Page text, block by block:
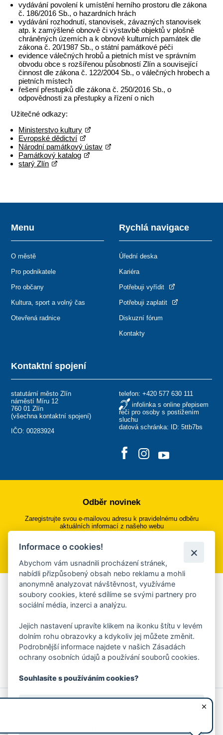
vydávání povolení k umístění herního prostoru dle zákona
č. 186/2016 Sb., o hazardních hrách
vydávání rozhodnutí, stanovisek, závazných stanovisek
atp. k zamýšlené obnově či výstavbě objektů v plošně
chráněných územích a k obnově kulturních památek dle
zákona č. 20/1987 Sb., o státní památkové péči
evidence válečných hrobů a pietních míst ve správním
obvodu obce s rozšířenou působností Zlín a související
činnost dle zákona č. 122/2004 Sb., o válečných hrobech a
pietních místech
řešení přestupků dle zákona č. 250/2016 Sb., o
odpovědnosti za přestupky a řízení o nich
Užitečné odkazy:
Ministerstvo kultury
Evropské dědictví
Národní památkový ústav
Památkový katalog
starý Zlín
Kontaktní spojení
statutární město Zlín
náměstí Míru 12
760 01 Zlín
(všechna kontaktní spojení)
IČO: 00283924
telefon: +420 577 630 111
infolinka s online přepisem
řeči pro osoby s postižením
sluchu
datová schránka: ID: 5ttb7bs
Menu
O městě
Pro podnikatele
Pro občany
Kultura, sport a volný čas
Otevřená radnice
Rychlá navigace
Úřední deska
Kariéra
Potřebuji vyřídit
Potřebuji zaplatit
Diskuzní fórum
Kontakty
Odběr novinek
Zaregistrujte svou e-mailovou adresu k pravidelnému odběru
aktuálních informací z našeho webu
Přihlásit se k odběru
Aplikace Mobilní rozhlas
Chcete dostávat do svého mobilu či mailu upozornění na
ankety, pozvánky na kulturní a sportovní akce?
Více informací o aplikaci
© 2026 Magistrát města Zlína
Prohlášení o používání cookies
Informace o cookies!
Abychom vám usnadnili procházení stránek,
nabídli přizpůsobený obsah nebo reklamu a mohli
anonymně analyzovat návštěvnost, využíváme
soubory cookies, které sdílíme se svými partnery pro
sociální média, inzerci a analýzu.
Jejich nastavení upravíte klikem na ikonku štítu v levém
dolním rohu obrazovky a kdykoliv jej můžete změnit.
Podrobnější informace najdete v našich Zásadách
ochrany osobních údajů a používání souborů cookies.
Souhlasíte s používáním cookies?